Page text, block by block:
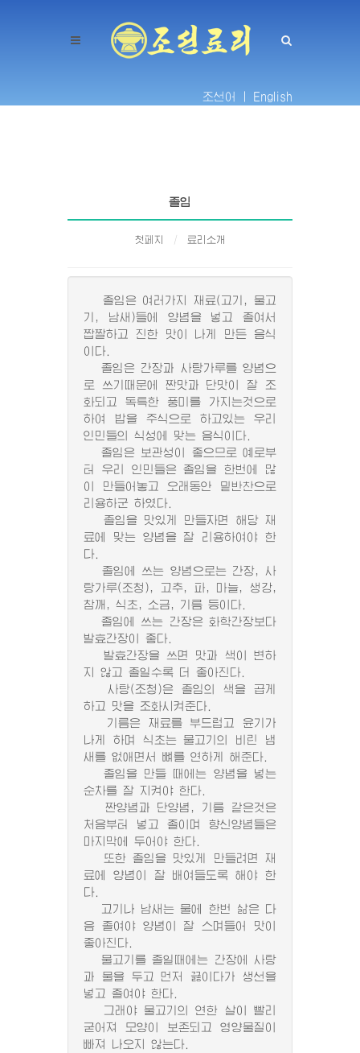
조선어 | English
졸임
첫페지 료리소개
졸임은 여러가지 재료(고기, 물고
기, 남새)들에 양념을 넣고 졸여서
짭짤하고 진한 맛이 나게 만든 음식
이다.
졸임은 간장과 사탕가루를 양념으
로 쓰기때문에 짠맛과 단맛이 잘 조
화되고 독특한 풍미를 가지는것으로
하여 밥을 주식으로 하고있는 우리
인민들의 식성에 맞는 음식이다.
졸임은 보관성이 좋으므로 예로부
터 우리 인민들은 졸임을 한번에 많
이 만들어놓고 오래동안 밑반찬으로
리용하군 하였다.
졸임을 맛있게 만들자면 해당 재
료에 맞는 양념을 잘 리용하여야 한
다.
졸임에 쓰는 양념으로는 간장, 사
탕가루(조청), 고추, 파, 마늘, 생강,
참깨, 식초, 소금, 기름 등이다.
졸임에 쓰는 간장은 화학간장보다
발효간장이 좋다.
발효간장을 쓰면 맛과 색이 변하
지 않고 졸일수록 더 좋아진다.
사탕(조청)은 졸임의 색을 곱게
하고 맛을 조화시켜준다.
기름은 재료를 부드럽고 윤기가
나게 하며 식초는 물고기의 비린 냄
새를 없애면서 뼈를 연하게 해준다.
졸임을 만들 때에는 양념을 넣는
순차를 잘 지켜야 한다.
짠양념과 단양념, 기름 같은것은
처음부터 넣고 졸이며 향신양념들은
마지막에 두어야 한다.
또한 졸임을 맛있게 만들려면 재
료에 양념이 잘 배여들도록 해야 한
다.
고기나 남새는 물에 한번 삶은 다
음 졸여야 양념이 잘 스며들어 맛이
좋아진다.
물고기를 졸일때에는 간장에 사탕
과 물을 두고 먼저 끓이다가 생선을
넣고 졸여야 한다.
그래야 물고기의 연한 살이 빨리
굳어져 모양이 보존되고 영양물질이
빠져 나오지 않는다.